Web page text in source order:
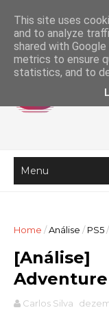
Home /Análise / PS5/
Adventure
Carlos Silva
This site uses
and to analyze
shared with
metrics to ensure
statistics, and to